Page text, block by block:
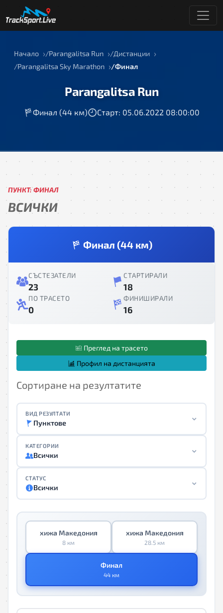
Начало Parangalitsa Run
Дистанции
Parangalitsa Sky Marathon
Финал
Parangalitsa Run
Финал (44 км) Старт: 05.06.2022 08:00:00
ПУНКТ: ФИНАЛ
ВСИЧКИ
Финал (44 км)
СЪСТЕЗАТЕЛИ
23
СТАРТИРАЛИ
18
ПО ТРАСЕТО
0
ФИНИШИРАЛИ
16
Преглед на трасето
Профил на дистанцията
Сортиране на резултатите
ВИД РЕЗУЛТАТИ
Пунктове
КАТЕГОРИИ
Всички
СТАТУС
Всички
хижа Македония
8 км
хижа Македония
28.5 км
Финал
44 км